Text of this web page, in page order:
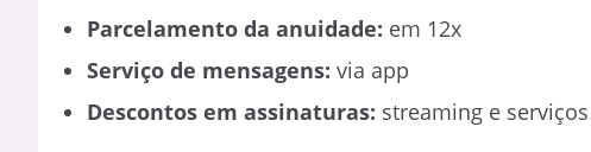
Parcelamento da anuidade: em 12x
Serviço de mensagens: via app
Descontos em assinaturas: streaming e